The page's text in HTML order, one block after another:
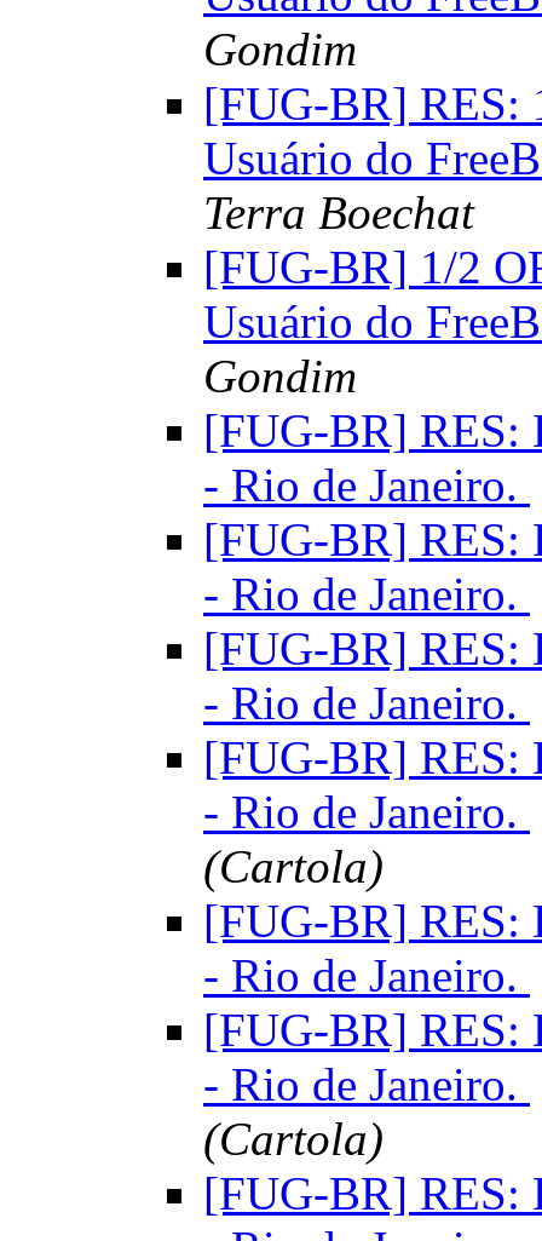
Gondim
[FUG-BR] RES:
Usuário do
Terra Boechat
[FUG-BR] 1/2
Usuário do
Gondim
[FUG-BR] RES:
- Rio de Janeiro.
[FUG-BR] RES:
- Rio de Janeiro.
[FUG-BR] RES:
- Rio de Janeiro.
[FUG-BR] RES:
- Rio de Janeiro.
(Cartola)
[FUG-BR] RES:
- Rio de Janeiro.
[FUG-BR] RES:
- Rio de Janeiro.
(Cartola)
[FUG-BR] RES: